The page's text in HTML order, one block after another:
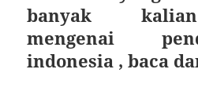
banyak
mengenai
indonesia , baca